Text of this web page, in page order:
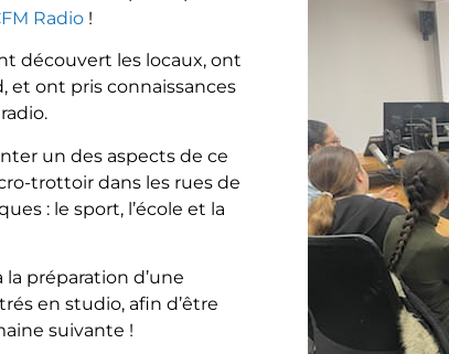
Radio !
découvert les locaux, ont
et ont pris connaissances
un des aspects de ce
trottoir dans les rues de
: le sport, l’école et la
la préparation d’une
en studio, afin d’être
suivante !